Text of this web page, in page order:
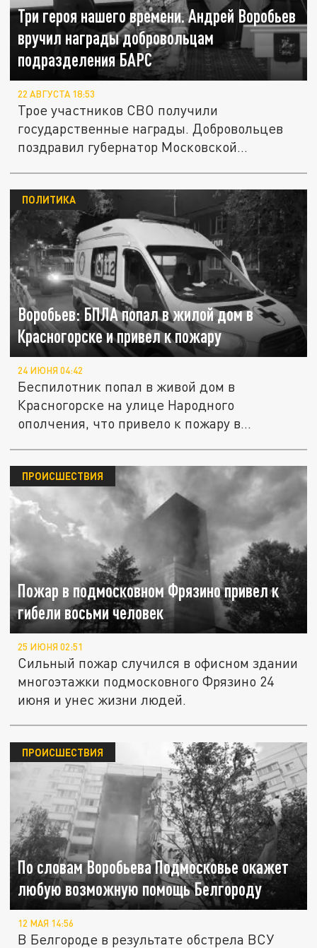
Три героя нашего времени. Андрей Воробьев
вручил награды добровольцам
подразделения БАРС
22 АВГУСТА 18:53
Трое участников СВО получили
государственные награды. Добровольцев
поздравил губернатор Московской
Воробьев: БПЛА попал в жилой дом в
Красногорске и привел к пожару
ПОЛИТИКА
24 ИЮНЯ 04:42
Беспилотник попал в живой дом в
Красногорске на улице Народного
ополчения, что привело к пожару в
Пожар в подмосковном Фрязино привел к
гибели восьми человек
ПРОИСШЕСТВИЯ
25 ИЮНЯ 02:51
Сильный пожар случился в офисном здании
многоэтажки подмосковного Фрязино 24
июня и унес жизни людей.
По словам Воробьева Подмосковье окажет
любую возможную помощь Белгороду
ПРОИСШЕСТВИЯ
12 МАЯ 14:56
В Белгороде в результате обстрела ВСУ